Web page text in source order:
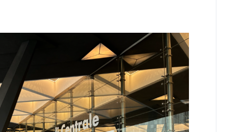
インド
世界一周旅行前～準備～